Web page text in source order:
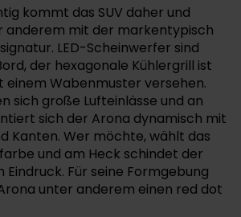
kommt das SUV daher und
anderem mit der markentypisch
LED-Scheinwerfer sind
der hexagonale Kühlergrill ist
einem Wabenmuster versehen.
sich große Lufteinlässe und an
sich der Arona dynamisch mit
Kanten. Wer möchte, wählt das
und am Heck schindet der
Für seine Formgebung
unter anderem einen red dot